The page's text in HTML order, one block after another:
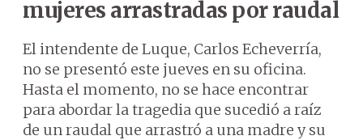
mujeres arrastradas por raudal
El intendente de Luque, Carlos Echeverría,
no se presentó este jueves en su oficina.
Hasta el momento, no se hace encontrar
para abordar la tragedia que sucedió a raíz
de un raudal que arrastró a una madre y su